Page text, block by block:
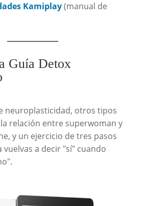
Kamiplay(manual de
Guía Detox
neuroplasticidad, otros tipos
relación entre superwoman y
y un ejercicio de tres pasos
vuelvas a decir "sí" cuando